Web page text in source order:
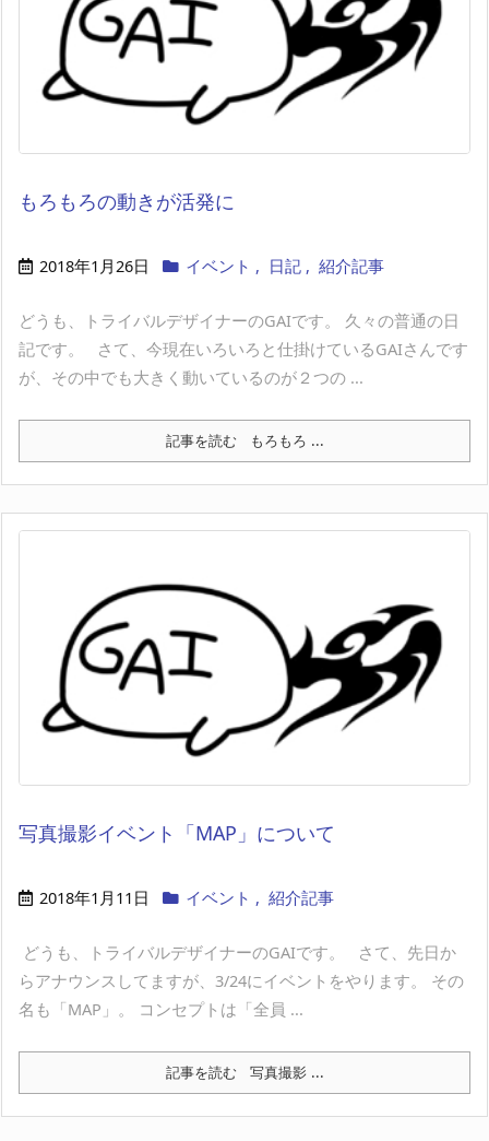
もろもろの動きが活発に
2018年1月26日 イベント , 日記 , 紹介記事
どうも、トライバルデザイナーのGAIです。 久々の普通の日
記です。 さて、今現在いろいろと仕掛けているGAIさんです
が、その中でも大きく動いているのが２つの ...
記事を読む もろもろ ...
写真撮影イベント「MAP」について
2018年1月11日 イベント , 紹介記事
​ どうも、トライバルデザイナーのGAIです。 さて、先日か
らアナウンスしてますが、3/24にイベントをやります。 その
名も「MAP」。 コンセプトは「全員 ...
記事を読む 写真撮影 ...